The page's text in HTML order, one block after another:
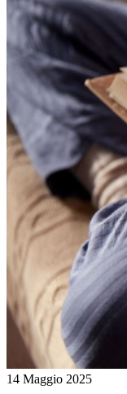
14 Maggio 2025